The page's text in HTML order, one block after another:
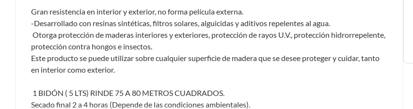
etiquetas y sin uso, tal como te lo entregamos.
Productos digitales que se entregan a través de una descarga electrónica, por ejemplo, cupones de experiencia o
programas para el computador.
Productos a pedido o confeccionados a medida.
Productos que han sido informados como imperfectos, usados, reparados, abiertos, de segunda selección,
remanufacturados o con alguna deficiencia, que sean comprados en esa condición a un precio reducido.
Alimentos, bebidas, medicamentos, suplementos alimenticios, vitaminas, entre otros análogos.
Pinturas de un color a solicitud.
Gran resistencia en interior y exterior, no forma película externa.
-Desarrollado con resinas sintéticas, filtros solares, alguicidas y aditivos repelentes al agua.
Otorga protección de maderas interiores y exteriores, protección de rayos U.V., protección hidrorrepelente,
protección contra hongos e insectos.
Este producto se puede utilizar sobre cualquier superficie de madera que se desee proteger y cuidar, tanto
en interior como exterior.
1 BIDÓN ( 5 LTS) RINDE 75 A 80 METROS CUADRADOS.
Secado final 2 a 4 horas (Depende de las condiciones ambientales).